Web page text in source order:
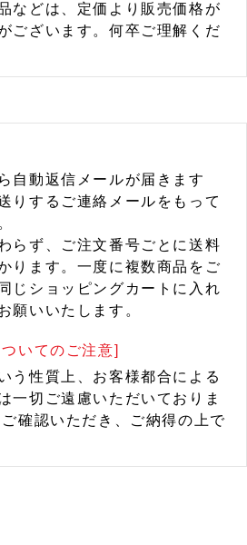
などは、定価より販売価格が
ございます。何卒ご理解くだ
自動返信メールが届きます
りするご連絡メールをもって
らず、ご注文番号ごとに送料
ります。一度に複数商品をご
じショッピングカートに入れ
願いいたします。
いてのご注意]
う性質上、お客様都合による
一切ご遠慮いただいておりま
確認いただき、ご納得の上で